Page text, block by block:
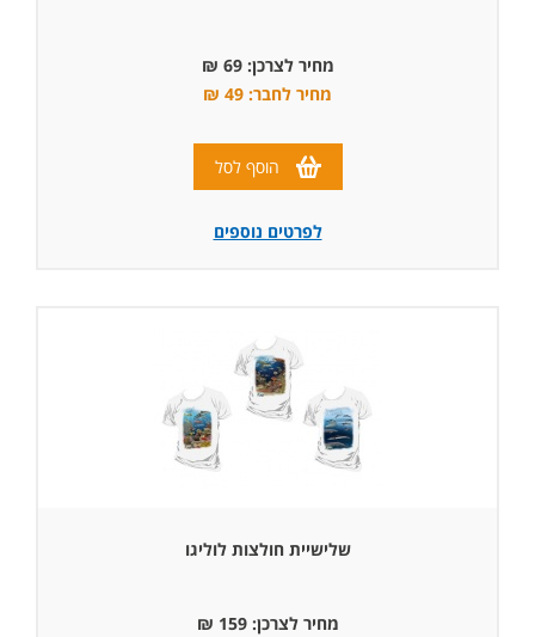
מחיר לצרכן: 69 ₪
מחיר לחבר: 49 ₪
הוסף לסל
לפרטים נוספים
שלישיית חולצות לוליגו
מחיר לצרכן: 159 ₪